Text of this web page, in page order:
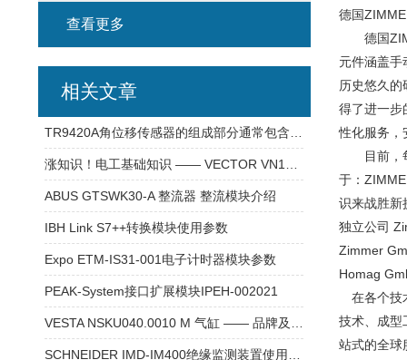
德国
德国
元件涵盖手
历史悠久
得了进一步
性化服务，
目前，每
于：
识来战胜新
独立公司
Zimmer
Homag
在各个技
技术、成型
站式的全球
查看更多
相关文章
ABUS GTSWK30-A 整流器 整流模块介绍
IBH Link S7++转换模块使用参数
Expo ETM-IS31-001电子计时器模块参数
PEAK-System接口扩展模块IPEH-002021